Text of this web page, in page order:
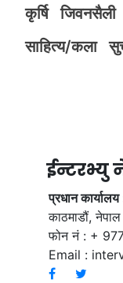
कृर्षि
जिवनसैली
साहित्य/कला
ईन्टरभ्यु
प्रधान कार्यालय
काठमाडौं, नेपाल
फोन नं : +
Email :